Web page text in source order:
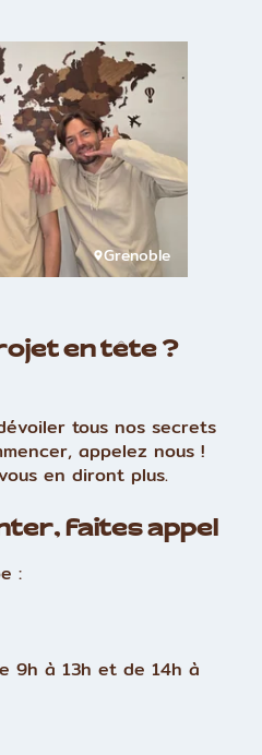
Grenoble
en tête ?
tous nos secrets
appelez nous !
en diront plus.
faites appel
:
9h à 13h et de 14h à